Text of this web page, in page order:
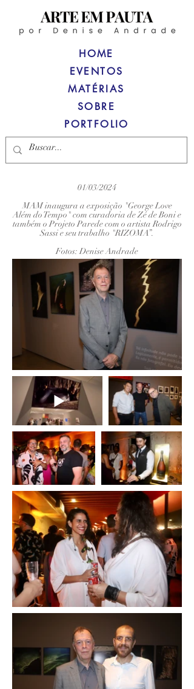
HOME
MATÉRIAS
SOBRE
PORTFOLIO
EVENTOS
01/03/2024
MAM inaugura a exposição "George Love
Além do Tempo" com curadoria de Zé de Boni e
também o Projeto Parede com o artista Rodrigo
Sassi e seu trabalho "RIZOMA”.
Fotos: Denise Andrade